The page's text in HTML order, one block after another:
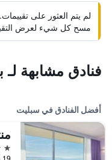
لم يتم العثور على
مسح كل شيء لعرض
فنادق مشابهة لـ
أفضل الفنادق في سبليت
5 نجوم